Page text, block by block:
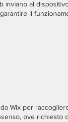
al
il
Wix per
ove richiesto